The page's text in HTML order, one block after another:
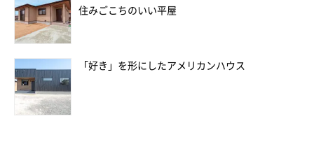
住みごこちのいい平屋
「好き」を形にしたアメリカンハウス